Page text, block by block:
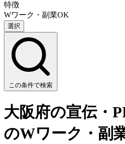
特徴
Wワーク・副業OK
選択
この条件で検索
大阪府の宣伝・
のWワーク・副